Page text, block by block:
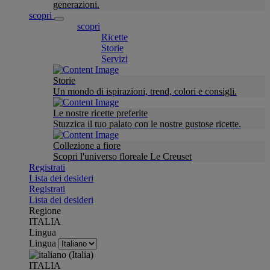
generazioni.
scopri
scopri
Ricette
Storie
Servizi
Storie
Un mondo di ispirazioni, trend, colori e consigli.
Le nostre ricette preferite
Stuzzica il tuo palato con le nostre gustose ricette.
Collezione a fiore
Scopri l'universo floreale Le Creuset
Registrati
Lista dei desideri
Registrati
Lista dei desideri
Regione
ITALIA
Lingua
Lingua
ITALIA